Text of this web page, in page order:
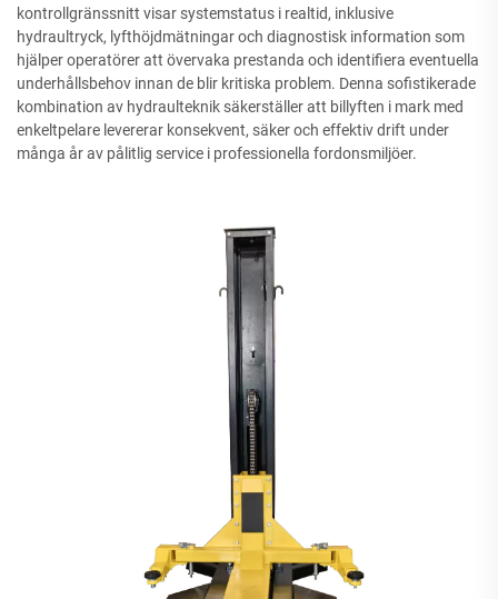
kontrollgränssnitt visar systemstatus i realtid, inklusive
hydraultryck, lyfthöjdmätningar och diagnostisk information som
hjälper operatörer att övervaka prestanda och identifiera eventuella
underhållsbehov innan de blir kritiska problem. Denna sofistikerade
kombination av hydraulteknik säkerställer att billyften i mark med
enkeltpelare levererar konsekvent, säker och effektiv drift under
många år av pålitlig service i professionella fordonsmiljöer.